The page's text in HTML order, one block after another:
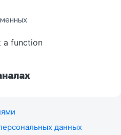
a function
данных